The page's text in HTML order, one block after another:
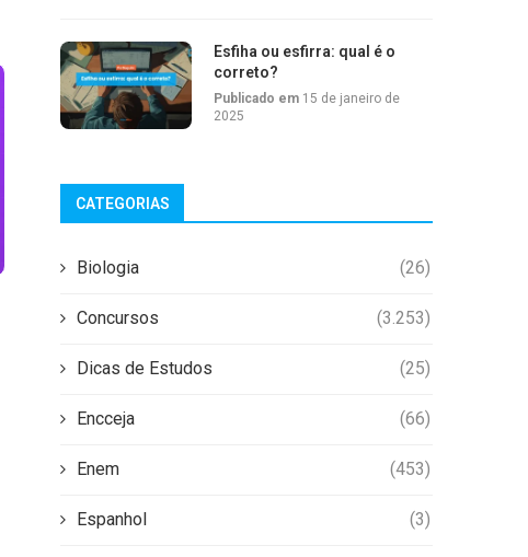
Esfiha ou esfirra: qual é o
correto?
Publicado em 15 de janeiro de
2025
CATEGORIAS
Biologia (26)
Concursos (3.253)
Dicas de Estudos (25)
Encceja (66)
Enem (453)
Espanhol (3)